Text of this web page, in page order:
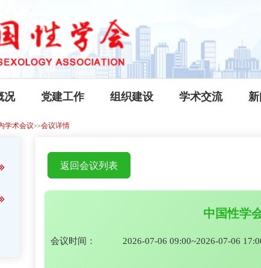
况 党建工作 组织建设 学术交流
学术会议>>会议详情
返回会议列表
中国性学
会议时间： 2026-07-06 09:00~2026-07-06